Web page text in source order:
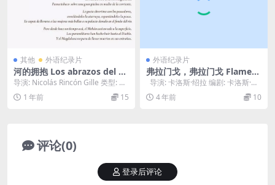
其他 外语纪录片
河的拥抱 Los abrazos del rí
o (2010)
导演: Nicolás Rincón Gille 类型: 纪
录片 制片国家/地区...
1 年前 15
外语纪录片
弗拉门戈，弗拉门戈 Flamenc
o, Flamenco (2010)
导演: 卡洛斯·绍拉 编剧: 卡洛斯·绍
拉 主演: Paco de...
4 年前 10
评论(0)
登录后评论